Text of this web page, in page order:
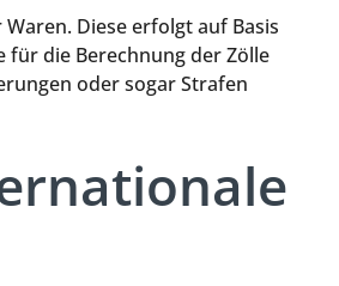
Diese erfolgt auf Basis
für die Berechnung der Zölle
oder sogar Strafen